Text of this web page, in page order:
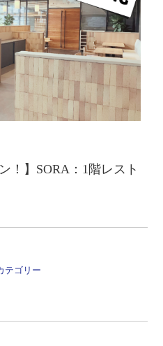
！】SORA：1階レスト
テゴリー